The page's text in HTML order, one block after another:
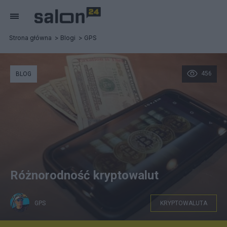
Strona główna Blogi GPS
456
BLOG
Różnorodność kryptowalut
GPS KRYPTOWALUTA